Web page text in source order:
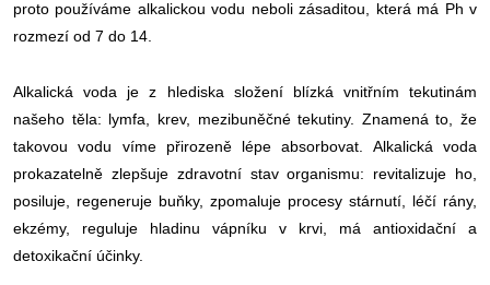
proto používáme alkalickou vodu neboli zásaditou, která má Ph v
rozmezí od 7 do 14.
Alkalická voda je z hlediska složení blízká vnitřním tekutinám
našeho těla: lymfa, krev, mezibuněčné tekutiny. Znamená to, že
takovou vodu víme přirozeně lépe absorbovat. Alkalická voda
prokazatelně zlepšuje zdravotní stav organismu: revitalizuje ho,
posiluje, regeneruje buňky, zpomaluje procesy stárnutí, léčí rány,
ekzémy, reguluje hladinu vápníku v krvi, má antioxidační a
detoxikační účinky.